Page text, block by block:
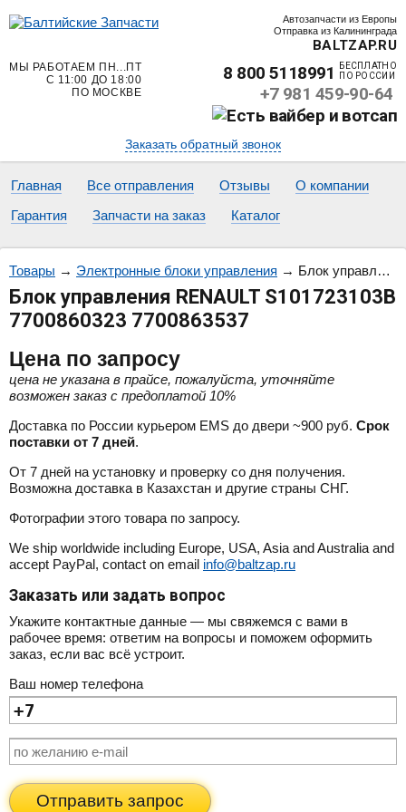
Автозапчасти из Европы
Отправка из Калининграда
BALTZAP.RU
МЫ РАБОТАЕМ ПН...ПТ
С 11:00 ДО 18:00
ПО МОСКВЕ
8 800 5118991
БЕСПЛАТНО
ПО РОССИИ
+7 981 459-90-64
Заказать обратный звонок
Главная Все отправления Отзывы
О компании
Гарантия
Запчасти на заказ Каталог
Товары → Электронные блоки управления → Блок управления RENAULT S101723103B 7700860323 7700863537
Блок управления RENAULT S101723103B
7700860323 7700863537
Цена по запросу
цена не указана в прайсе, пожалуйста, уточняйте
возможен заказ с предоплатой 10%
Доставка по России курьером EMS до двери ~900 руб. Срок
поставки от 7 дней.
От 7 дней на установку и проверку со дня получения.
Возможна доставка в Казахстан и другие страны СНГ.
Фотографии этого товара по запросу.
We ship worldwide including Europe, USA, Asia and Australia and
accept PayPal, contact on email info@baltzap.ru
Заказать или задать вопрос
Укажите контактные данные — мы свяжемся с вами в
рабочее время: ответим на вопросы и поможем оформить
заказ, если вас всё устроит.
Ваш номер телефона
Отправить запрос